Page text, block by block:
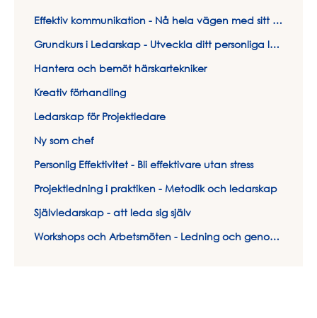
Effektiv kommunikation - Nå hela vägen med sitt budskap
Grundkurs i Ledarskap - Utveckla ditt personliga ledarskap
Hantera och bemöt härskartekniker
Kreativ förhandling
Ledarskap för Projektledare
Ny som chef
Personlig Effektivitet - Bli effektivare utan stress
Projektledning i praktiken - Metodik och ledarskap
Självledarskap - att leda sig själv
Workshops och Arbetsmöten - Ledning och genomförande